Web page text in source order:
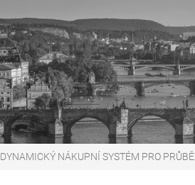
DYNAMICKÝ NÁKUPNÍ SYSTÉM PRO